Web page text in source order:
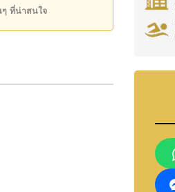
ๆ ที่น่าสนใจ